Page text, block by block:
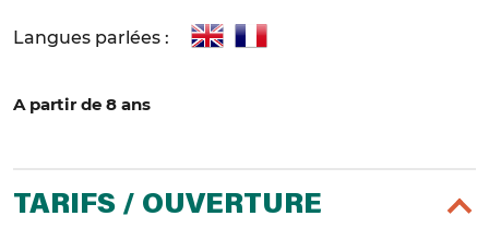
Langues parlées :
A partir de 8 ans
TARIFS / OUVERTURE